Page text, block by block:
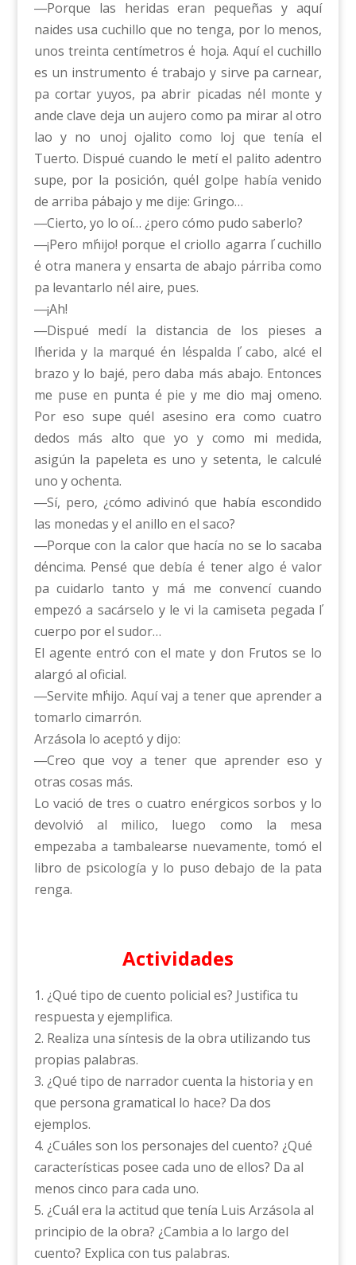
―Porque las heridas eran pequeñas y aquí
naides usa cuchillo que no tenga, por lo menos,
unos treinta centímetros ΄e hoja. Aquí el cuchillo
es un instrumento ΄e trabajo y sirve pa carnear,
pa cortar yuyos, pa abrir picadas n΄el monte y
ande clave deja un aujero como pa mirar al otro
lao y no unoj ojalito como loj que tenía el
Tuerto. Dispué cuando le metí el palito adentro
supe, por la posición, qu΄el golpe había venido
de arriba p΄abajo y me dije: Gringo…
―Cierto, yo lo oí… ¿pero cómo pudo saberlo?
―¡Pero m΄hijo! porque el criollo agarra ΄l cuchillo
΄e otra manera y ensarta de abajo p΄arriba como
pa levantarlo n΄el aire, pues.
―¡Ah!
―Dispué medí la distancia de los pieses a
l΄herida y la marqué ΄en l΄espalda ΄l cabo, alcé el
brazo y lo bajé, pero daba más abajo. Entonces
me puse en punta ΄e pie y me dio maj omeno.
Por eso supe qu΄el asesino era como cuatro
dedos más alto que yo y como mi medida,
asigún la papeleta es uno y setenta, le calculé
uno y ochenta.
―Sí, pero, ¿cómo adivinó que había escondido
las monedas y el anillo en el saco?
―Porque con la calor que hacía no se lo sacaba
d΄encima. Pensé que debía ΄e tener algo ΄e valor
pa cuidarlo tanto y má me convencí cuando
empezó a sacárselo y le vi la camiseta pegada ΄l
cuerpo por el sudor…
El agente entró con el mate y don Frutos se lo
alargó al oficial.
―Servite m΄hijo. Aquí vaj a tener que aprender a
tomarlo cimarrón.
Arzásola lo aceptó y dijo:
―Creo que voy a tener que aprender eso y
otras cosas más.
Lo vació de tres o cuatro enérgicos sorbos y lo
devolvió al milico, luego como la mesa
empezaba a tambalearse nuevamente, tomó el
libro de psicología y lo puso debajo de la pata
renga.
Actividades
1. ¿Qué tipo de cuento policial es? Justifica tu
respuesta y ejemplifica.
2. Realiza una síntesis de la obra utilizando tus
propias palabras.
3. ¿Qué tipo de narrador cuenta la historia y en
que persona gramatical lo hace? Da dos
ejemplos.
4. ¿Cuáles son los personajes del cuento? ¿Qué
características posee cada uno de ellos? Da al
menos cinco para cada uno.
5. ¿Cuál era la actitud que tenía Luis Arzásola al
principio de la obra? ¿Cambia a lo largo del
cuento? Explica con tus palabras.